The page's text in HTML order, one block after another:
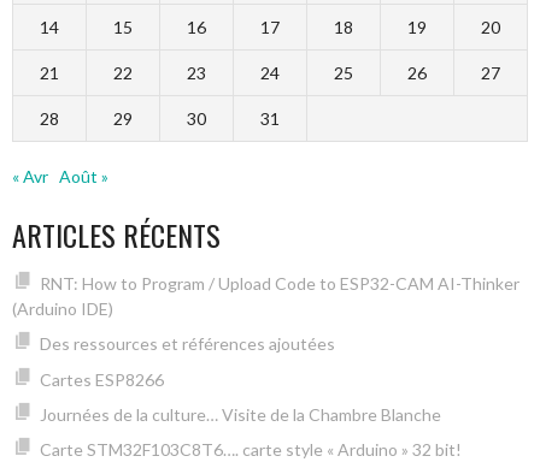
14 15 16 17 18 19 20
21 22 23 24 25 26 27
28 29 30 31
« Avr Août »
ARTICLES RÉCENTS
RNT: How to Program / Upload Code to ESP32-CAM AI-Thinker
(Arduino IDE)
Des ressources et références ajoutées
Cartes ESP8266
Journées de la culture… Visite de la Chambre Blanche
Carte STM32F103C8T6…. carte style « Arduino » 32 bit!